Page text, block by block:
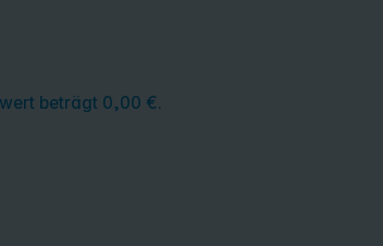
beträgt 0,00 €.